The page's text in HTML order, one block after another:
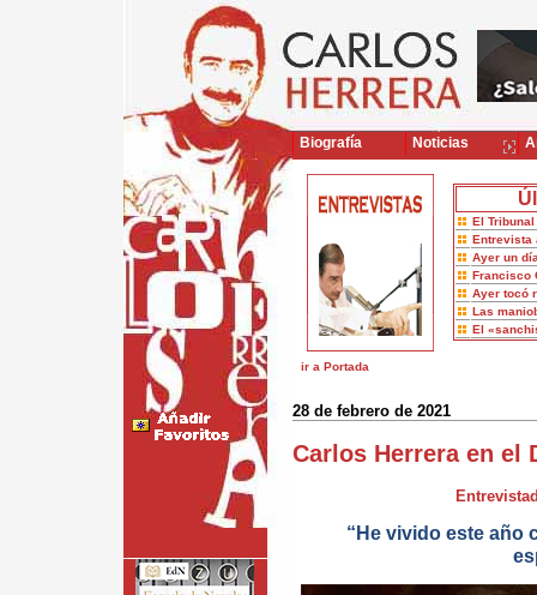
El
Entrevista
Ayer un
Francisco
Ayer tocó
Las
El
ir a Portada
28 de febrero de 2021
Carlos Herrera en el
“He vivido este año
Biografía Noticias